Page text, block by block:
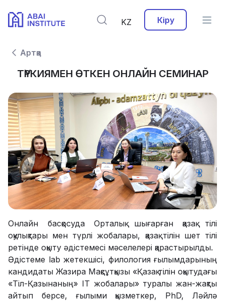
KZ Кіру
Артқа
ТҮРКИЯМЕН ӨТКЕН ОНЛАЙН СЕМИНАР
Онлайн басқосуда Орталық шығарған қазақ тілі
оқулықтары мен түрлі жобалары, қазақ тілін шет тілі
ретінде оқыту әдістемесі мәселелері қарастырылды.
Әдістеме lab жетекшісі, филология ғылымдарының
кандидаты Жазира Мақсұтқызы «Қазақ тілін оқытудағы
«Тіл-Қазынаның» IT жобалары» туралы жан-жақты
айтып берсе, ғылыми қызметкер, PhD, Ләйлә